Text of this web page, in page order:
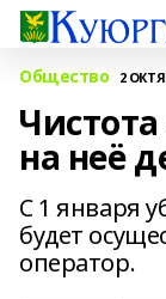
Общество 2
на неё
С 1 января
будет
оператор.